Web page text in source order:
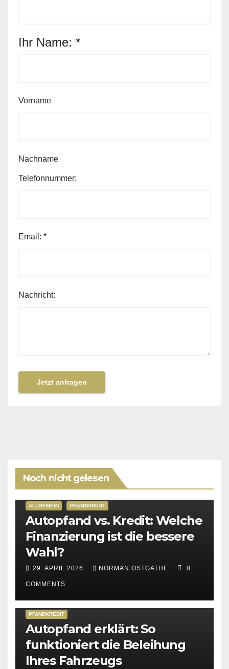
Ihr Name: *
Vorname
Nachname
Telefonnummer:
Email: *
Nachricht:
Jetzt anfragen
Noch nicht gelesen
ALLGEMEIN PFANDKREDIT
Autopfand vs. Kredit: Welche
Finanzierung ist die bessere
Wahl?
29. APRIL 2026 NORMAN OSTGATHE 0
COMMENTS
PFANDKREDIT
Autopfand erklärt: So
funktioniert die Beleihung
Ihres Fahrzeugs